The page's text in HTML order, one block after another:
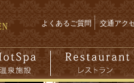
よくあるご質問 交通アク